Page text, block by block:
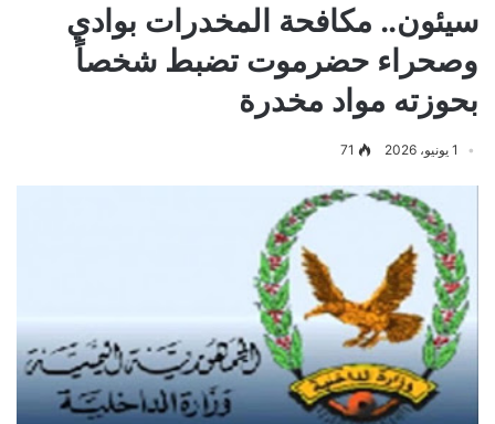
سيئون.. مكافحة المخدرات بوادي
وصحراء حضرموت تضبط شخصاً
بحوزته مواد مخدرة
1 يونيو، 2026 71